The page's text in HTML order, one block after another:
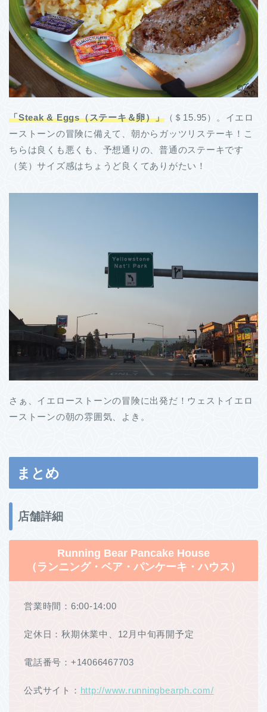
「Steak & Eggs（ステーキ＆卵）」（＄15.95）。イエロ
ーストーンの冒険に備えて、朝からガッツリステーキ！こ
ちらは良くも悪くも、予想通りの、普通のステーキです
（笑）サイズ感はちょうど良くてありがたい！
さぁ、イエローストーンの冒険に出発だ！ウェストイエロ
ーストーンの朝の雰囲気、よき。
まとめ
店舗詳細
Running Bear Pancake House
（ランニング・ベア・パンケーキ・ハウス）
営業時間：6:00-14:00
定休日：秋期休業中、12月中旬再開予定
電話番号：+14066467703
公式サイト： http://www.runningbearph.com/